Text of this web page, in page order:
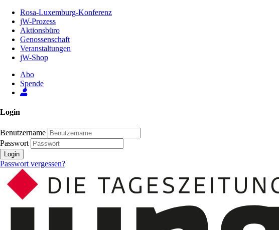
Inhalt
Seite
Rosa-Luxemburg-Konferenz
jW-Prozess
Aktionsbüro
Genossenschaft
Veranstaltungen
jW-Shop
Abo
Spende
Login
Benutzername
Passwort
Login
Passwort vergessen?